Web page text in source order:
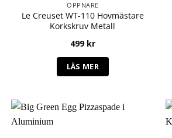
ÖPPNARE
Le Creuset WT-110 Hovmästare
Korkskruv Metall
499 kr
LÄS MER